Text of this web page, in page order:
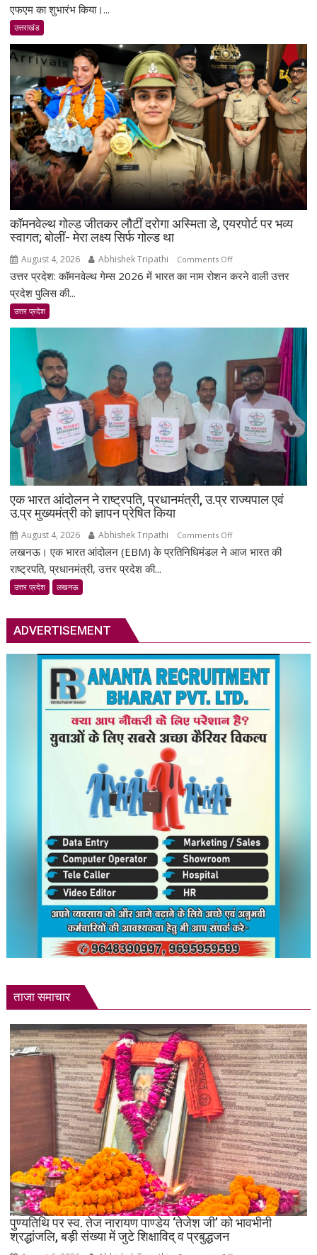
89.2
एफएम
का
शुभारंभ,
सीएम
धामी
बोले-
जनजागरूकता
का
सशक्त
माध्यम
बनेगा
एफएम का शुभारंभ किया।...
उत्तराखंड
कॉमनवेल्थ गोल्ड जीतकर लौटीं दरोगा अस्मिता डे, एयरपोर्ट पर भव्य
स्वागत; बोलीं- मेरा लक्ष्य सिर्फ गोल्ड था
August 4, 2026 Abhishek Tripathi Comments Offon
कॉमनवेल्थ
डे,
एयरपोर्ट
पर
भव्य
स्वागत;
बोलीं-
लक्ष्य
उत्तर प्रदेश: कॉमनवेल्थ गेम्स 2026 में भारत का नाम रोशन करने वाली उत्तर
प्रदेश पुलिस की...
उत्तर प्रदेश
एक भारत आंदोलन ने राष्ट्रपति, प्रधानमंत्री, उ.प्र राज्यपाल एवं
उ.प्र मुख्यमंत्री को ज्ञापन प्रेषित किया
August 4, 2026 Abhishek Tripathi Comments Offon
एक
उ.प्र
राज्यपाल
एवं
उ.प्र
मुख्यमंत्री
को
ज्ञापन
लखनऊ। एक भारत आंदोलन (EBM) के प्रतिनिधिमंडल ने आज भारत की
राष्ट्रपति, प्रधानमंत्री, उत्तर प्रदेश की...
उत्तर प्रदेश लखनऊ
ADVERTISEMENT
ताजा समाचार
पुण्यतिथि पर स्व. तेज नारायण पाण्डेय ‘तेजेश जी’ को भावभीनी
श्रद्धांजलि, बड़ी संख्या में जुटे शिक्षाविद् व प्रबुद्धजन